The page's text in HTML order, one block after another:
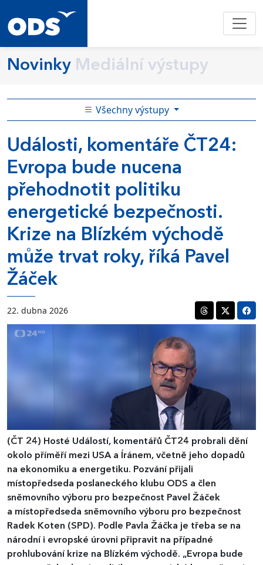
Novinky Mediální výstupy
Všechny výstupy
Události, komentáře ČT24:
Evropa bude nucena
přehodnotit politiku
energetické bezpečnosti.
Krize na Blízkém východě
může trvat roky, říká Pavel
Žáček
22. dubna 2026
(ČT 24) Hosté Událostí, komentářů ČT24 probrali dění
okolo příměří mezi USA a Íránem, včetně jeho dopadů
na ekonomiku a energetiku. Pozvání přijali
místopředseda poslaneckého klubu ODS a člen
sněmovního výboru pro bezpečnost Pavel Žáček
a místopředseda sněmovního výboru pro bezpečnost
Radek Koten (SPD). Podle Pavla Žáčka je třeba se na
národní i evropské úrovni připravit na případné
prohlubování krize na Blízkém východě. „Evropa bude